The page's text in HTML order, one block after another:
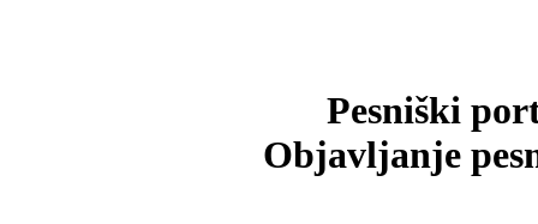
Pesniški
Objavljanje